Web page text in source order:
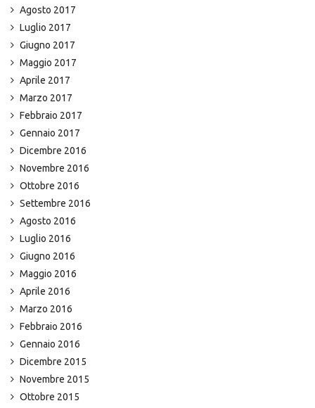
Agosto 2017
Luglio 2017
Giugno 2017
Maggio 2017
Aprile 2017
Marzo 2017
Febbraio 2017
Gennaio 2017
Dicembre 2016
Novembre 2016
Ottobre 2016
Settembre 2016
Agosto 2016
Luglio 2016
Giugno 2016
Maggio 2016
Aprile 2016
Marzo 2016
Febbraio 2016
Gennaio 2016
Dicembre 2015
Novembre 2015
Ottobre 2015